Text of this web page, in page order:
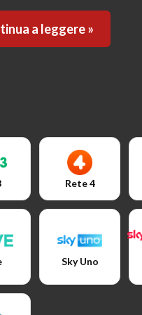
a leggere »
Rete 4
Sky Uno